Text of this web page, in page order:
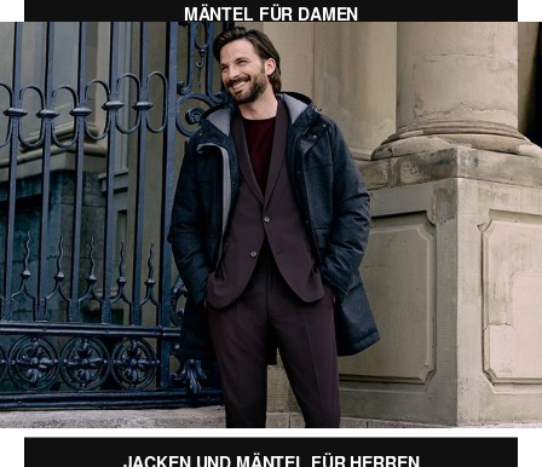
MÄNTEL FÜR DAMEN
JACKEN UND MÄNTEL FÜR HERREN